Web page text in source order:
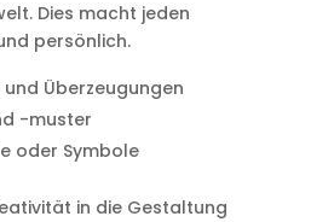
Dies macht jeden
persönlich.
Überzeugungen
-muster
oder Symbole
in die Gestaltung